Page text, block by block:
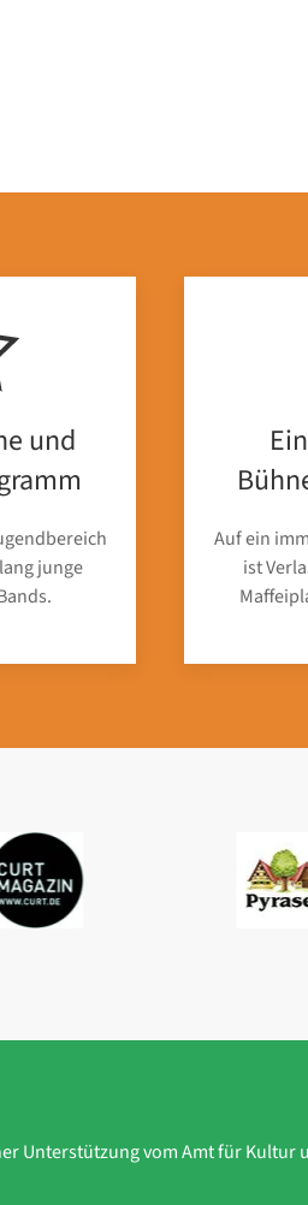
und
junge
Auf ein
ist
Unterstützung vom Amt für Kultur